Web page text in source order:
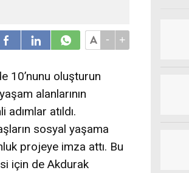
- +
10’nunu oluşturun
alanlarının
atıldı.
sosyal yaşama
projeye imza attı. Bu
için de Akdurak